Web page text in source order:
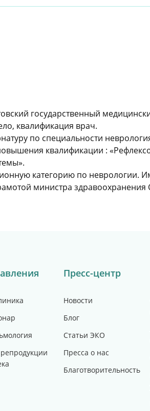
государственный
квалификация врач.
по специальности
квалификации :
категорию по неврологии.
министра здравоохранения
Пресс-центр
Новости
Блог
Статьи ЭКО
Пресса о нас
Благотворительность